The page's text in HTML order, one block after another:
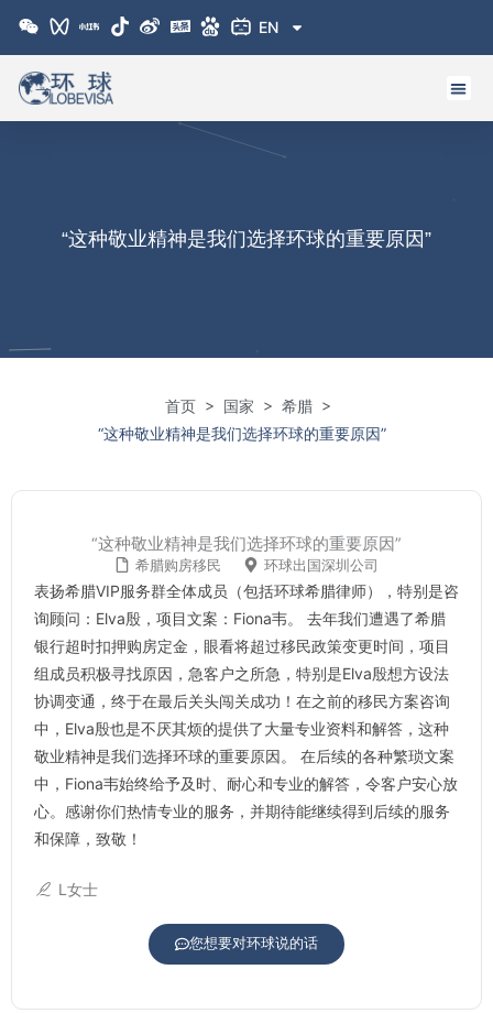
EN
“这种敬业精神是我们选择环球的重要原因”
首页 > 国家 > 希腊 >
“这种敬业精神是我们选择环球的重要原因”
“这种敬业精神是我们选择环球的重要原因”
希腊购房移民 环球出国深圳公司
表扬希腊VIP服务群全体成员（包括环球希腊律师），特别是咨
询顾问：Elva殷，项目文案：Fiona韦。 去年我们遭遇了希腊
银行超时扣押购房定金，眼看将超过移民政策变更时间，项目
组成员积极寻找原因，急客户之所急，特别是Elva殷想方设法
协调变通，终于在最后关头闯关成功！在之前的移民方案咨询
中，Elva殷也是不厌其烦的提供了大量专业资料和解答，这种
敬业精神是我们选择环球的重要原因。 在后续的各种繁琐文案
中，Fiona韦始终给予及时、耐心和专业的解答，令客户安心放
心。感谢你们热情专业的服务，并期待能继续得到后续的服务
和保障，致敬！
L女士
您想要对环球说的话